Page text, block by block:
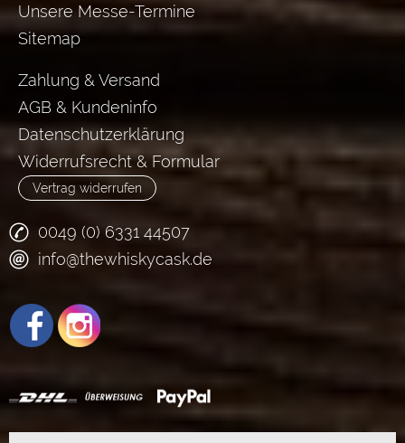
Unsere Messe-Termine
Sitemap
Zahlung & Versand
AGB & Kundeninfo
Datenschutzerklärung
Widerrufsrecht & Formular
Vertrag widerrufen
0049 (0) 6331 44507
info@thewhiskycask.de